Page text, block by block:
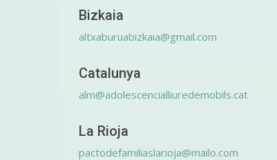
Bizkaia
altxaburuabizkaia@gmail.com
Catalunya
alm@adolescencialliuredemobils.cat
La Rioja
pactodefamiliaslarioja@mailo.com